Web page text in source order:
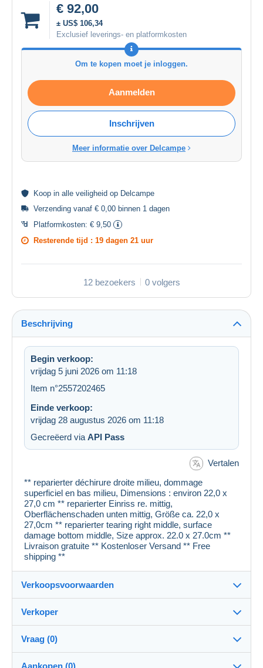
€ 92,00
± US$ 106,34
Exclusief leverings- en platformkosten
Om te kopen moet je inloggen.
Aanmelden
Inschrijven
Meer informatie over Delcampe
Koop in alle veiligheid op Delcampe
Verzending vanaf € 0,00 binnen 1 dagen
Platformkosten: € 9,50
Resterende tijd : 19 dagen 21 uur
12 bezoekers 0 volgers
Beschrijving
Begin verkoop:
vrijdag 5 juni 2026 om 11:18
Item n°2557202465
Einde verkoop:
vrijdag 28 augustus 2026 om 11:18
Gecreëerd via API Pass
Vertalen
** reparierter déchirure droite milieu, dommage
superficiel en bas milieu, Dimensions : environ 22,0 x
27,0 cm ** reparierter Einriss re. mittig,
Oberflächenschaden unten mittig, Größe ca. 22,0 x
27,0cm ** reparierter tearing right middle, surface
damage bottom middle, Size approx. 22.0 x 27.0cm **
Livraison gratuite ** Kostenloser Versand ** Free
shipping **
Verkoopsvoorwaarden
Details van de verkoopvoorwaarden
Verzending na betaling binnen 1 dagen
Verkoper
cartespostales_de100%(176916x)
Vraag (0)